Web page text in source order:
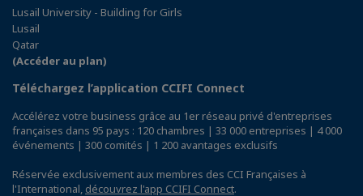
Lusail University - Building for Girls
Lusail
Qatar
(Accéder au plan)
Téléchargez l’application CCIFI Connect
Accélérez votre business grâce au 1er réseau privé d'entreprises
françaises dans 95 pays : 120 chambres | 33 000 entreprises | 4 000
événements | 300 comités | 1 200 avantages exclusifs
Réservée exclusivement aux membres des CCI Françaises à
l'International, découvrez l'app CCIFI Connect.